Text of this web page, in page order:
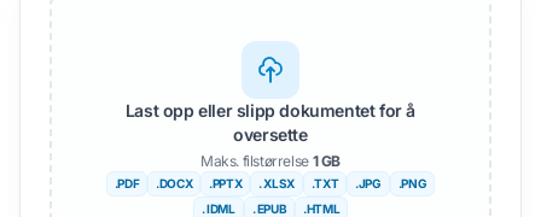
Last opp eller slipp dokumentet for å
oversette
Maks. filstørrelse 1 GB
.PDF .DOCX .PPTX . XLSX .TXT .JPG
.PNG
. IDML
. EPUB .HTML